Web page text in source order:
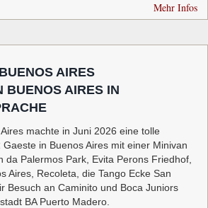
Mehr Infos
AIRES
BUENOS AIRES IN
machte in Juni 2026 eine tolle
in Buenos Aires mit einer Minivan
da Palermos Park, Evita Perons Friedhof,
Aires, Recoleta, die Tango Ecke San
Besuch an Caminito und Boca Juniors
BA Puerto Madero.